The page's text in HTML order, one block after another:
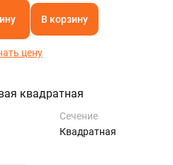
В корзину
цену
квадратная
Сечение
Квадратная